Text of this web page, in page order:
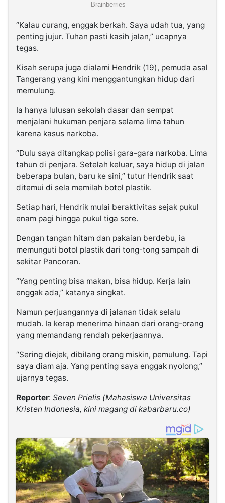
“Kalau curang, enggak berkah. Saya udah tua, yang
penting jujur. Tuhan pasti kasih jalan,” ucapnya
tegas.
Kisah serupa juga dialami Hendrik (19), pemuda asal
Tangerang yang kini menggantungkan hidup dari
memulung.
Ia hanya lulusan sekolah dasar dan sempat
menjalani hukuman penjara selama lima tahun
karena kasus narkoba.
“Dulu saya ditangkap polisi gara-gara narkoba. Lima
tahun di penjara. Setelah keluar, saya hidup di jalan
beberapa bulan, baru ke sini,” tutur Hendrik saat
ditemui di sela memilah botol plastik.
Setiap hari, Hendrik mulai beraktivitas sejak pukul
enam pagi hingga pukul tiga sore.
Dengan tangan hitam dan pakaian berdebu, ia
memunguti botol plastik dari tong-tong sampah di
sekitar Pancoran.
“Yang penting bisa makan, bisa hidup. Kerja lain
enggak ada,” katanya singkat.
Namun perjuangannya di jalanan tidak selalu
mudah. Ia kerap menerima hinaan dari orang-orang
yang memandang rendah pekerjaannya.
“Sering diejek, dibilang orang miskin, pemulung. Tapi
saya diam aja. Yang penting saya enggak nyolong,”
ujarnya tegas.
Reporter: Seven Prielis (Mahasiswa Universitas
Kristen Indonesia, kini magang di kabarbaru.co)